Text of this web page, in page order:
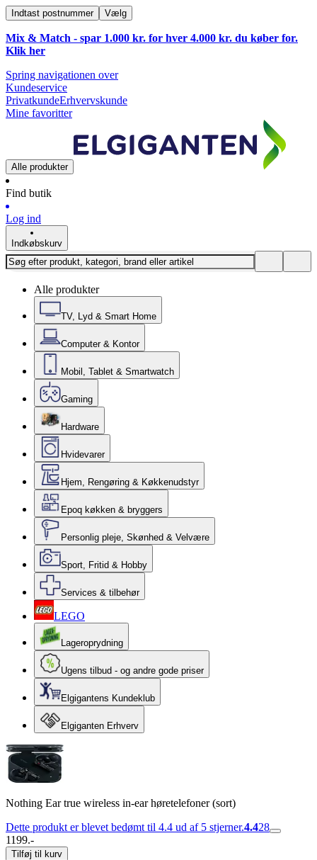
Indtast postnummer Vælg
Mix & Match - spar 1.000 kr. for hver 4.000 kr. du køber for.
Klik her
Spring navigationen over
Kundeservice
PrivatkundeErhvervskunde
Mine favoritter
Alle produkter
Find butik
Log ind
Indkøbskurv
Alle produkter
TV, Lyd & Smart Home
Computer & Kontor
Mobil, Tablet & Smartwatch
Gaming
Hardware
Hvidevarer
Hjem, Rengøring & Køkkenudstyr
Epoq køkken & bryggers
Personlig pleje, Skønhed & Velvære
Sport, Fritid & Hobby
Services & tilbehør
LEGO
Lageroprydning
Ugens tilbud - og andre gode priser
Elgigantens Kundeklub
Elgiganten Erhverv
Nothing Ear true wireless in-ear høretelefoner (sort)
Dette produkt er blevet bedømt til 4.4 ud af 5 stjerner.4.428
1199.-
Tilføj til kurv